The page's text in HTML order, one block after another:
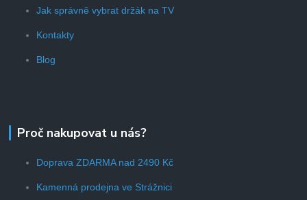
Jak správně vybrat držák na TV
Kontakty
Blog
Proč nakupovat u nás?
Doprava ZDARMA nad 2490 Kč
Kamenná prodejna ve Strážnici